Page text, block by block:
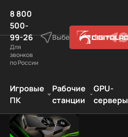
8 800
500-
99-26
Для
звонков
по России
Выберите город
Игровые
ПК
Рабочие
станции
GPU-
серверы